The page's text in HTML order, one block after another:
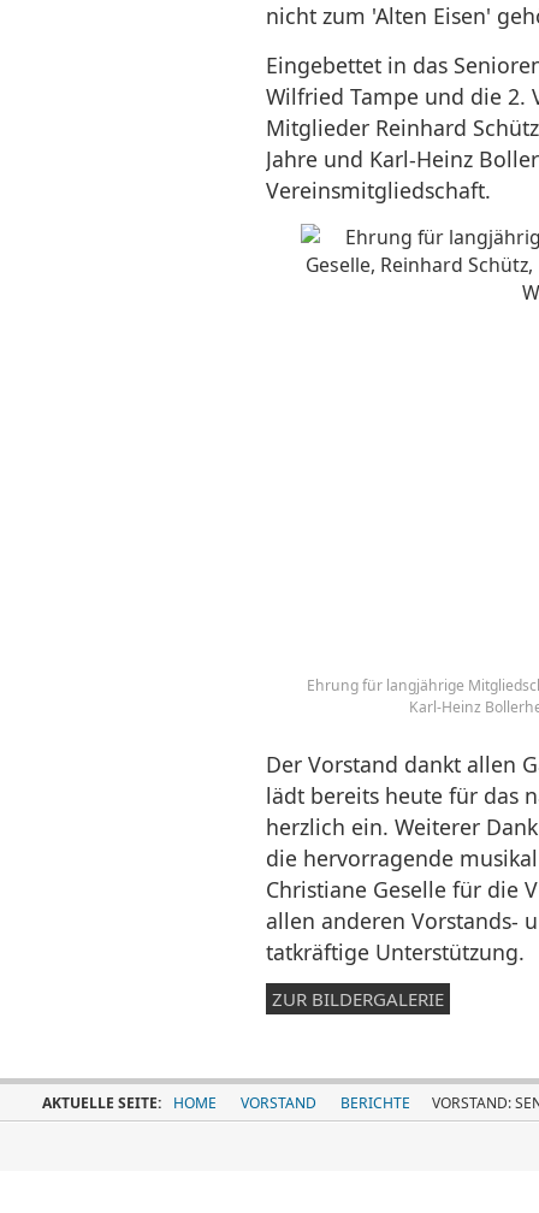
nicht zum 'Alten Eisen'
Eingebettet in das
Wilfried Tampe und die 2.
Mitglieder Reinhard
Jahre und Karl-Heinz
Vereinsmitgliedschaft.
Ehrung für langjährige
Karl-Heinz
Der Vorstand dankt allen
lädt bereits heute für das
herzlich ein. Weiterer
die hervorragende
Christiane Geselle für die
allen anderen Vorstands-
tatkräftige Unterstützung.
ZUR BILDERGALERIE
AKTUELLE SEITE: HOME VORSTAND BERICHTE VORSTAND: